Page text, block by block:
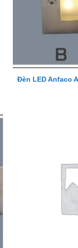
Đèn LED Anfaco